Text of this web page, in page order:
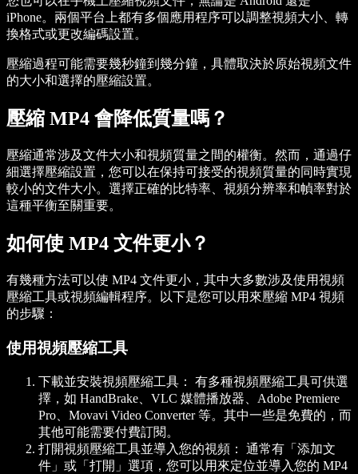
iPhone。兩個平台上都有多個應用程序可以調整視頻大小、轉
換格式或更改編碼設置。
壓縮過程可能需要幾秒鐘到幾分鐘，具體取決於原始視頻文件
的大小和選擇的壓縮設置。
壓縮 MP4 會降低質量嗎？
壓縮通常涉及文件大小和視頻質量之間的權衡。然而，通過仔
細選擇壓縮設置，您可以在保持可接受的視頻質量的同時實現
較小的文件大小。選擇正確的比特率、視頻分辨率和幀率對於
這種平衡至關重要。
如何使 MP4 文件更小？
有幾種方法可以使 MP4 文件更小，其中大多數涉及使用視頻
壓縮工具或視頻編輯程序。以下是您可以用來壓縮 MP4 視頻
的步驟：
使用視頻壓縮工具
下載並安裝視頻壓縮工具：
有多種視頻壓縮工具可供選
擇，如 HandBrake、VLC 媒體播放器、Adobe Premiere
Pro、Movavi Video Converter 等。其中一些是免費的，而
其他可能需要付費訂閱。
打開視頻壓縮工具並導入您的視頻：
通常有「添加文
件」或「打開」選項，您可以用來定位並導入您的 MP4